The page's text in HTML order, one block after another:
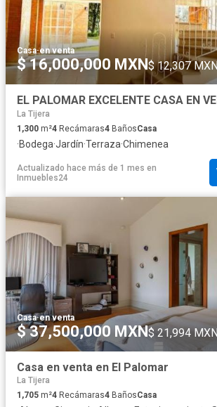
Casa·en venta
$ 16,000,000 MXN$ 12,307
EL PALOMAR EXCELENTE CASA EN
La Tijera
1,300 m²4 Recámaras4 BañosCasa
·Bodega·Jardín·Terraza·Chimenea
Actualizado hace más de 1 mes en
Inmuebles24
Casa·en venta
$ 37,500,000 MXN$ 21,994
Casa en venta en El Palomar
La Tijera
1,705 m²4 Recámaras4 BañosCasa